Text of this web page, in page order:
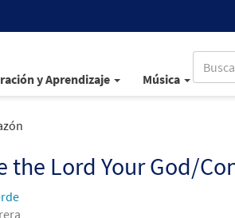
y Aprendizaje Música
the Lord Your God/